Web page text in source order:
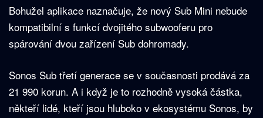
Bohužel aplikace naznačuje, že nový Sub Mini nebude
kompatibilní s funkcí dvojitého subwooferu pro
spárování dvou zařízení Sub dohromady.
Sonos Sub třetí generace se v současnosti prodává za
21 990 korun. A i když je to rozhodně vysoká částka,
někteří lidé, kteří jsou hluboko v ekosystému Sonos, by